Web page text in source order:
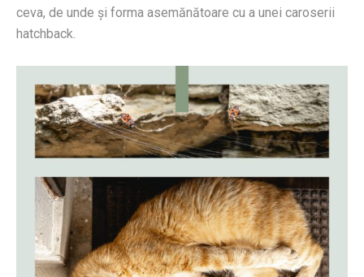
ceva, de unde și forma asemănătoare cu a unei caroserii
hatchback.